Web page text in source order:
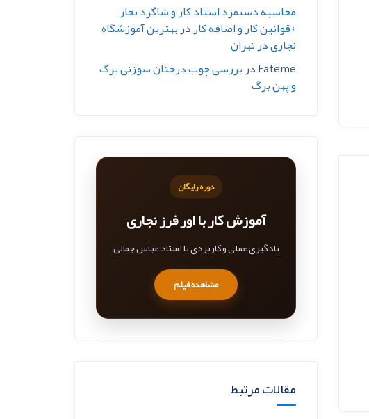
محاسبه دستمزد استاد کار و شاگرد نجار
+قوانین کار و اضافه کاردربهترین آموزشگاه
نجاری در تهران
Fatemeدربررسی چوب درختان سوزنی برگ
و پهن برگ
دوره رایگان
آموزش کار با اور فرز نجاری
یادگیری عملی و کاربردی با استاد عباس جمالی
مشاهده فیلم
مقالات مرتبط